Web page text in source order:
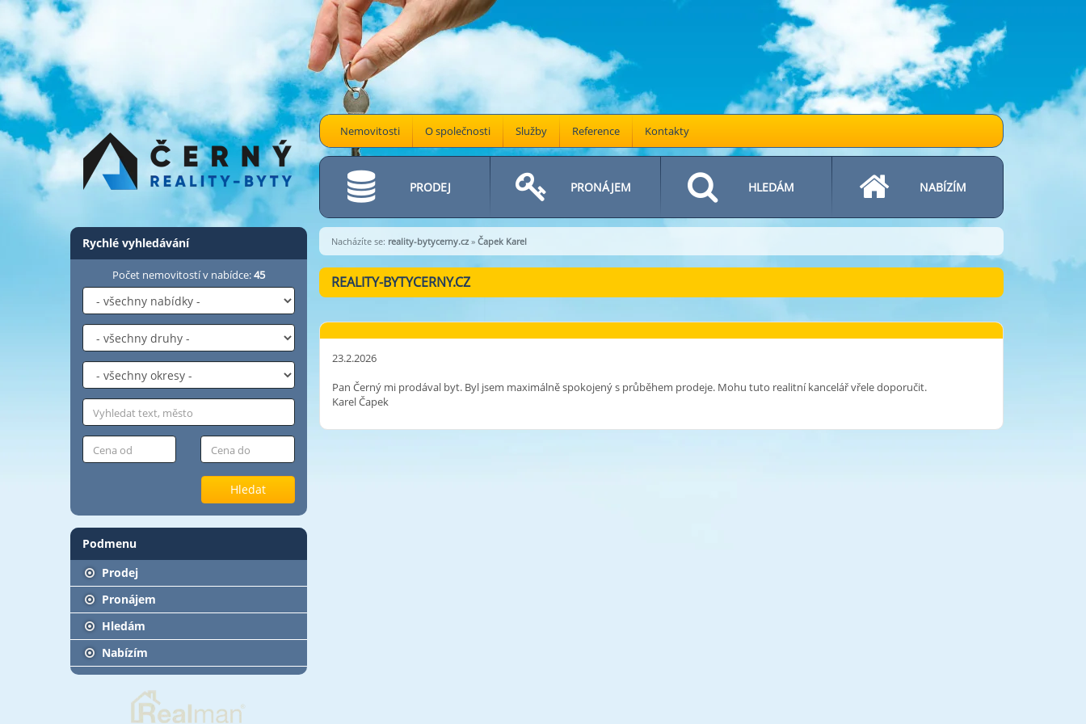
Nemovitosti O společnosti Služby Reference Kontakty
PRODEJ PRONÁJEM HLEDÁM NABÍZÍM
Rychlé vyhledávání
Počet nemovitostí v nabídce:45
Hledat
Podmenu
Prodej
Pronájem
Hledám
Nabízím
Nacházíte se: reality-bytycerny.cz » Čapek Karel
REALITY-BYTYCERNY.CZ
23.2.2026
Pan Černý mi prodával byt. Byl jsem maximálně spokojený s průběhem prodeje. Mohu tuto realitní kancelář vřele doporučit.
Karel Čapek